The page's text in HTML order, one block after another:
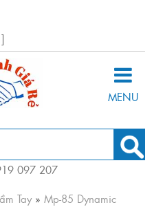
MENU
097 207
Tay» Mp-85 Dynamic